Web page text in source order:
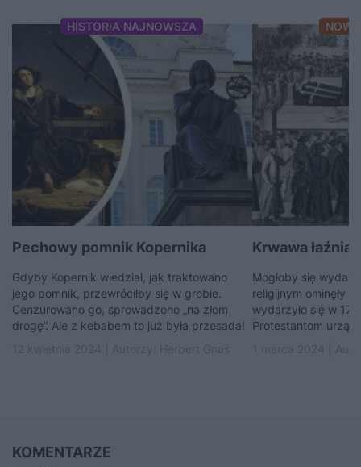
HISTORIA NAJNOWSZA
Pechowy pomnik Kopernika
Gdyby Kopernik wiedział, jak traktowano
jego pomnik, przewróciłby się w grobie.
Cenzurowano go, sprowadzono „na złom
drogę”. Ale z kebabem to już była przesada!
Krwawa łaźnia
Mogłoby się
religijnym ominęły
wydarzyło się w
Protestantom
KOMENTARZE